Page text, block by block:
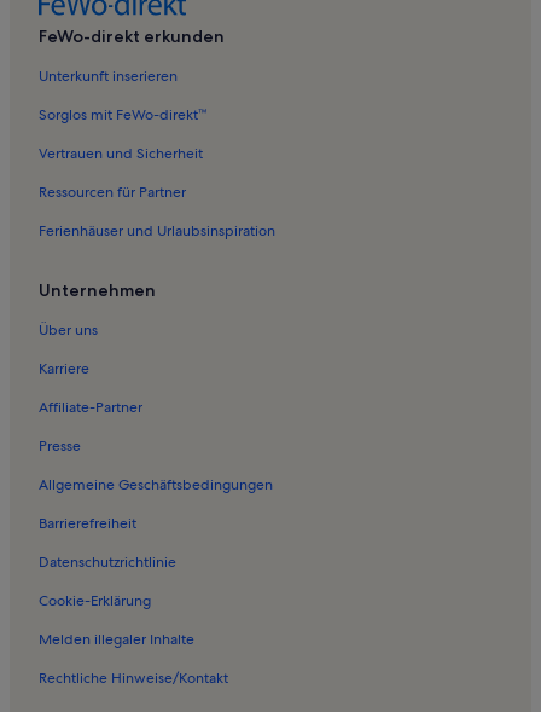
FeWo-direkt erkunden
Unterkunft inserieren
Sorglos mit FeWo-direkt™
Vertrauen und Sicherheit
Ressourcen für Partner
Ferienhäuser und Urlaubsinspiration
Unternehmen
Über uns
Karriere
Affiliate-Partner
Presse
Allgemeine Geschäftsbedingungen
Barrierefreiheit
Datenschutzrichtlinie
Cookie-Erklärung
Melden illegaler Inhalte
Rechtliche Hinweise/Kontakt